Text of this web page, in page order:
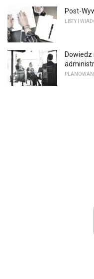
Post-
LISTY I
Dowiedz